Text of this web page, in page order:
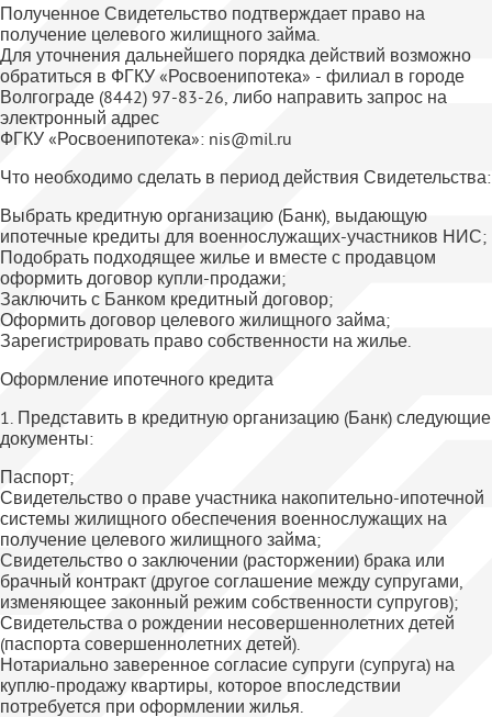
Полученное Свидетельство подтверждает право на
получение целевого жилищного займа.
Для уточнения дальнейшего порядка действий возможно
обратиться в ФГКУ «Росвоенипотека» - филиал в городе
Волгограде (8442) 97-83-26, либо направить запрос на
электронный адрес
ФГКУ «Росвоенипотека»: nis@mil.ru
Что необходимо сделать в период действия Свидетельства:
Выбрать кредитную организацию (Банк), выдающую
ипотечные кредиты для военнослужащих-участников НИС;
Подобрать подходящее жилье и вместе с продавцом
оформить договор купли-продажи;
Заключить с Банком кредитный договор;
Оформить договор целевого жилищного займа;
Зарегистрировать право собственности на жилье.
Оформление ипотечного кредита
1. Представить в кредитную организацию (Банк) следующие
документы:
Паспорт;
Свидетельство о праве участника накопительно-ипотечной
системы жилищного обеспечения военнослужащих на
получение целевого жилищного займа;
Свидетельство о заключении (расторжении) брака или
брачный контракт (другое соглашение между супругами,
изменяющее законный режим собственности супругов);
Свидетельства о рождении несовершеннолетних детей
(паспорта совершеннолетних детей).
Нотариально заверенное согласие супруги (супруга) на
куплю-продажу квартиры, которое впоследствии
потребуется при оформлении жилья.